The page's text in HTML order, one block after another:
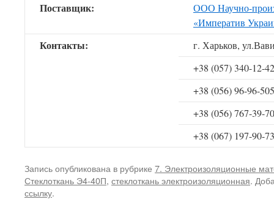
Поставщик:
ООО Научно-
«Императив
Контакты:
г. Харьков,
+38 (057) 340-12-42
+38 (056) 96-96-505
+38 (056) 767-39-70
+38 (067) 197-90-73
Запись опубликована в рубрике 7. Электроизоляционные
Стеклоткань Э4-40П, стеклоткань электроизоляционная.
ссылку.